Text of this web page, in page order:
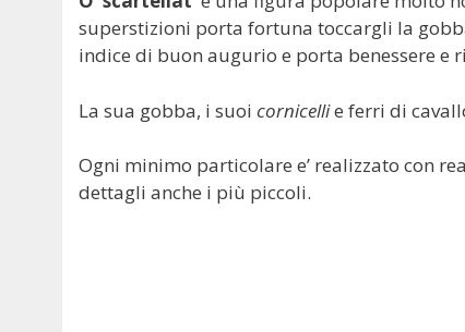
superstizioni porta fortuna toccargli la
indice di buon augurio e porta benessere e
La sua gobba, i suoi cornicellie ferri di
Ogni minimo particolare e’ realizzato con
dettagli anche i più piccoli.